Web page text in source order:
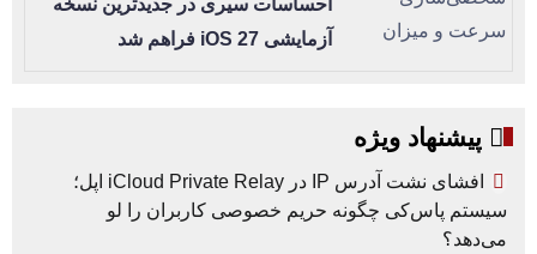
آزمایشی iOS 27 فراهم شد
پیشنهاد ویژه
افشای نشت آدرس IP در iCloud Private Relay اپل؛
سیستم پاس‌کی چگونه حریم خصوصی کاربران را لو
می‌دهد؟